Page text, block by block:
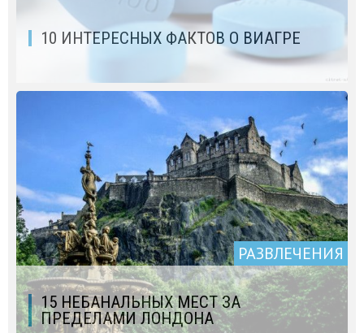
10 ИНТЕРЕСНЫХ ФАКТОВ О ВИАГРЕ
РАЗВЛЕЧЕНИЯ
15 НЕБАНАЛЬНЫХ МЕСТ ЗА
ПРЕДЕЛАМИ ЛОНДОНА